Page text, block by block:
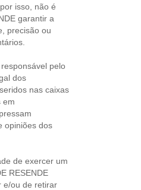
isso, não é
garantir a
precisão ou
pelo
dos
nas caixas
em
opiniões dos
de exercer um
RESENDE
e/ou de retirar